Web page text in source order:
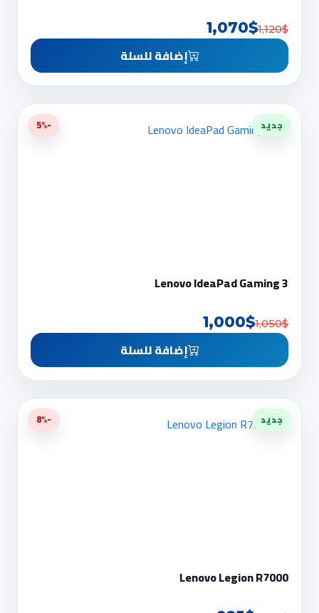
1,120$
1,070$
إضافة للسلة
جديد -5%
Lenovo IdeaPad Gaming 3
1,050$
1,000$
إضافة للسلة
جديد -8%
Lenovo Legion R7000